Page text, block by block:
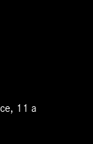
11 а